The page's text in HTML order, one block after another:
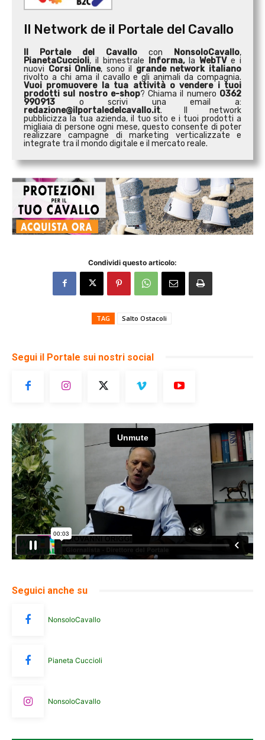
Il Network de il Portale del Cavallo
Il Portale del Cavallo con NonsoloCavallo,
PianetaCuccioli, il bimestrale Informa,laWebTVe i
nuovi Corsi Online, sono il grande network italiano
rivolto a chi ama il cavallo e gli animali da compagnia.
Vuoi promuovere la tua attività ovendere i tuoi
prodotti sul nostro e-shop? Chiama il numero 0362
990913 o scrivi una email a:
redazione@ilportaledelcavallo.it. Il network
pubblicizza la tua azienda, il tuo sito e i tuoi prodotti a
migliaia di persone ogni mese, questo consente di poter
realizzare campagne di marketing verticalizzate e
integrate tra il mondo digitale e il mercato reale.
Condividi questo articolo:
TAG Salto Ostacoli
Segui il Portale sui nostri social
Seguici anche su
NonsoloCavallo
Pianeta Cuccioli
NonsoloCavallo